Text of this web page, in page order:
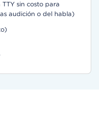
TTY sin costo para
audición o del habla)